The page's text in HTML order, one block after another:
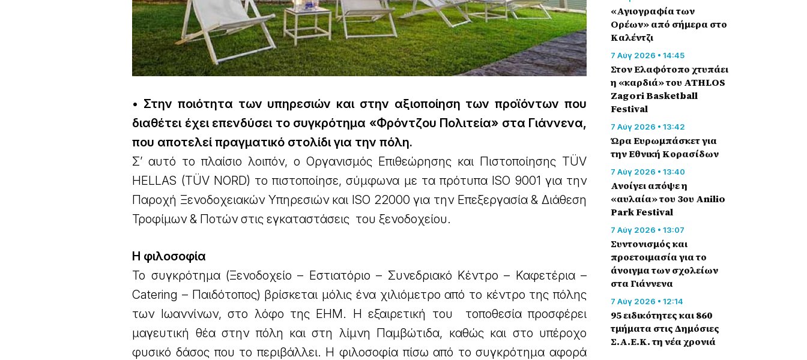
• Στην ποιότητα των υπηρεσιών και στην αξιοποίηση των προϊόντων που
διαθέτει έχει επενδύσει το συγκρότημα «Φρόντζου Πολιτεία» στα Γιάννενα,
που αποτελεί πραγματικό στολίδι για την πόλη.
Σ’ αυτό το πλαίσιο λοιπόν, ο Οργανισμός Επιθεώρησης και Πιστοποίησης TÜV
HELLAS (TÜV NORD) το πιστοποίησε, σύμφωνα με τα πρότυπα ISO 9001 για την
Παροχή Ξενοδοχειακών Υπηρεσιών και ISO 22000 για την Επεξεργασία & Διάθεση
Τροφίμων & Ποτών στις εγκαταστάσεις του ξενοδοχείου.
Η φιλοσοφία
Το συγκρότημα (Ξενοδοχείο – Εστιατόριο – Συνεδριακό Κέντρο – Καφετέρια –
Catering – Παιδότοπος) βρίσκεται μόλις ένα χιλιόμετρο από το κέντρο της πόλης
των Ιωαννίνων, στο λόφο της ΕΗΜ. Η εξαιρετική του τοποθεσία προσφέρει
μαγευτική θέα στην πόλη και στη λίμνη Παμβώτιδα, καθώς και στο υπέροχο
φυσικό δάσος που το περιβάλλει. Η φιλοσοφία πίσω από το συγκρότημα αφορά
«Αγιογραφία των
Ορέων» από σήμερα στο
Καλέντζι
7 Αύγ 2026 • 14:45
Στον Ελαφότοπο χτυπάει
η «καρδιά» του ATHLOS
Zagori Basketball
Festival
7 Αύγ 2026 • 13:42
Ώρα Ευρωμπάσκετ για
την Εθνική Κορασίδων
7 Αύγ 2026 • 13:40
Ανοίγει απόψε η
«αυλαία» του 3ου Anilio
Park Festival
7 Αύγ 2026 • 13:07
Συντονισμός και
προετοιμασία για το
άνοιγμα των σχολείων
στα Γιάννενα
7 Αύγ 2026 • 12:14
95 ειδικότητες και 860
τμήματα στις Δημόσιες
Σ.Α.Ε.Κ. τη νέα χρονιά